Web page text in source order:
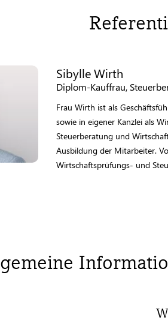
Sibylle Wirth
Diplom-Kauffrau,
Frau Wirth ist als
sowie in eigener Kanzlei als
Steuerberatung und
Ausbildung der Mitarbeiter.
Wirtschaftsprüfungs- und